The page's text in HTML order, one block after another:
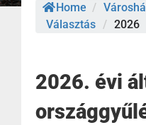
Home /
Választás / 2026
2026. évi